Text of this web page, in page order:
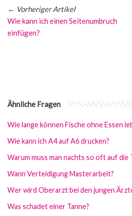
← Vorheriger Artikel
Wie kann ich einen Seitenumbruch
einfügen?
Ähnliche Fragen
Wie lange können Fische ohne Essen
Wie kann ich A4 auf A6 drucken?
Warum muss man nachts so oft auf die
Wann Verteidigung Masterarbeit?
Wer wird Oberarzt bei den jungen
Was schadet einer Tanne?